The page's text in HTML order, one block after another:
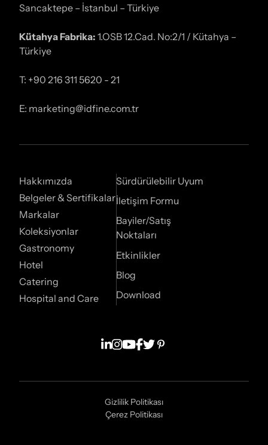
Sancaktepe – İstanbul – Türkiye
Kütahya Fabrika: 1.OSB 12.Cad. No:2/1 / Kütahya –
Türkiye
T: +90 216 311 5620 - 21
E: marketing@idfine.com.tr
Hakkımızda
Belgeler & Sertifikalar
Markalar
Koleksiyonlar
Gastronomy
Hotel
Catering
Hospital and Care
Sürdürülebilir Uyum
İletişim Formu
Bayiler/Satış
Noktaları
Etkinlikler
Blog
Download
Gizlilik Politikası
Çerez Politikası